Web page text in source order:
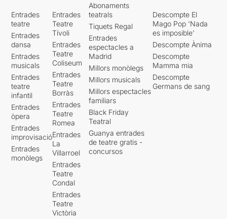
Entrades
teatre
Entrades
dansa
Entrades
musicals
Entrades
teatre
infantil
Entrades
òpera
Entrades
improvisació
Entrades
monòlegs
Entrades
Teatre
Tívoli
Entrades
Teatre
Coliseum
Entrades
Teatre
Borràs
Entrades
Teatre
Romea
Entrades
La
Villarroel
Entrades
Teatre
Condal
Entrades
Teatre
Victòria
Abonaments
teatrals
Tiquets Regal
Entrades
espectacles a
Madrid
Millors monòlegs
Millors musicals
Millors espectacles
familiars
Black Friday
Teatral
Guanya entrades
de teatre gratis -
concursos
Descompte El
Mago Pop 'Nada
es imposible'
Descompte Ànima
Descompte
Mamma mia
Descompte
Germans de sang